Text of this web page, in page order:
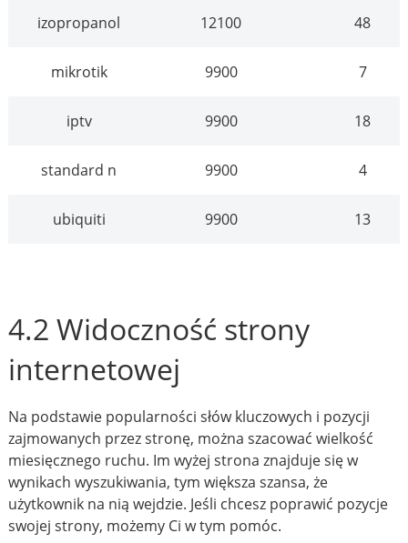
izopropanol 12100 48
mikrotik 9900 7
iptv 9900 18
standard n 9900 4
ubiquiti 9900 13
4.2 Widoczność strony
internetowej
Na podstawie popularności słów kluczowych i pozycji
zajmowanych przez stronę, można szacować wielkość
miesięcznego ruchu. Im wyżej strona znajduje się w
wynikach wyszukiwania, tym większa szansa, że
użytkownik na nią wejdzie. Jeśli chcesz poprawić pozycje
swojej strony, możemy Ci w tym pomóc.